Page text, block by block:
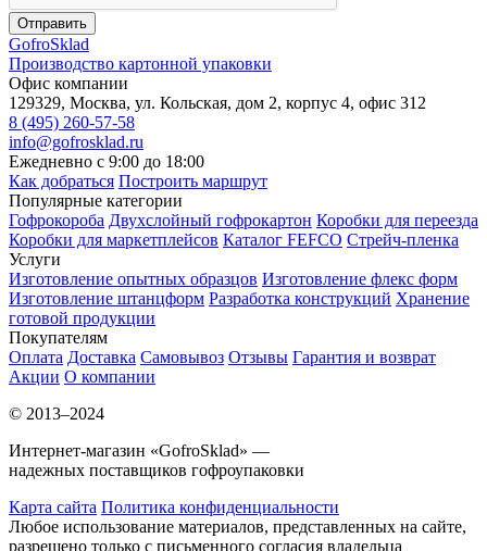
Отправить
GofroSklad
Производство картонной упаковки
Офис компании
129329, Москва, ул. Кольская, дом 2, корпус 4, офис 312
8 (495) 260-57-58
info@gofrosklad.ru
Ежедневно с 9:00 до 18:00
Как добраться Построить маршрут
Популярные категории
Гофрокороба Двухслойный гофрокартон Коробки для переезда
Коробки для маркетплейсов Каталог FEFCO Стрейч-пленка
Услуги
Изготовление опытных образцов Изготовление флекс форм
Изготовление штанцформ Разработка конструкций Хранение
готовой продукции
Покупателям
Оплата Доставка Самовывоз Отзывы Гарантия и возврат
Акции О компании
© 2013–2024
Интернет-магазин «GofroSklad» —
надежных поставщиков гофроупаковки
Карта сайта Политика конфиденциальности
Любое использование материалов, представленных на сайте,
разрешено только с письменного согласия владельца